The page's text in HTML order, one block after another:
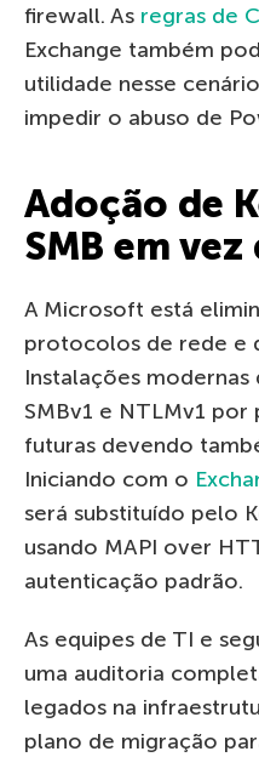
firewall. As regras de
Exchange também
utilidade nesse
impedir o abuso de
Adoção de
SMB em vez
A Microsoft está
protocolos de rede e
Instalações
SMBv1 e NTLMv1
futuras devendo
Iniciando com o
será substituído pelo
usando MAPI over
autenticação padrão.
As equipes de TI e
uma auditoria
legados na
plano de migração